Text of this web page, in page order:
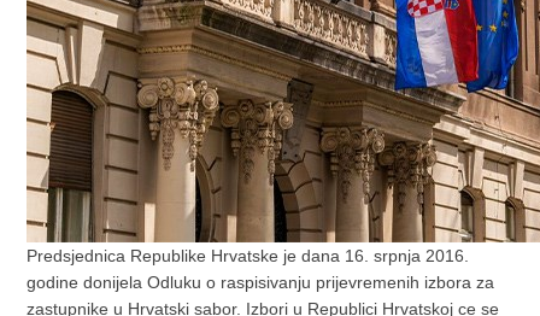
Predsjednica Republike Hrvatske je dana 16. srpnja 2016.
godine donijela Odluku o raspisivanju prijevremenih izbora za
zastupnike u Hrvatski sabor. Izbori u Republici Hrvatskoj ce se